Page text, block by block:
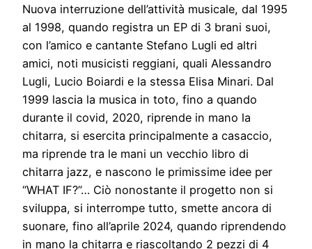
Nuova interruzione dell’attività musicale, dal 1995
al 1998, quando registra un EP di 3 brani suoi,
con l’amico e cantante Stefano Lugli ed altri
amici, noti musicisti reggiani, quali Alessandro
Lugli, Lucio Boiardi e la stessa Elisa Minari. Dal
1999 lascia la musica in toto, fino a quando
durante il covid, 2020, riprende in mano la
chitarra, si esercita principalmente a casaccio,
ma riprende tra le mani un vecchio libro di
chitarra jazz, e nascono le primissime idee per
“WHAT IF?”… Ciò nonostante il progetto non si
sviluppa, si interrompe tutto, smette ancora di
suonare, fino all’aprile 2024, quando riprendendo
in mano la chitarra e riascoltando 2 pezzi di 4